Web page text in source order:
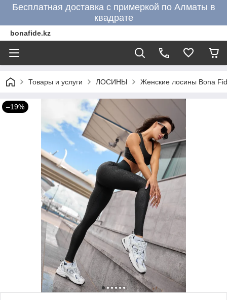
Бесплатная доставка с примеркой по Алматы в
квадрате
bonafide.kz
Товары и услуги ЛОСИНЫ Женские лосины Bona
–19%